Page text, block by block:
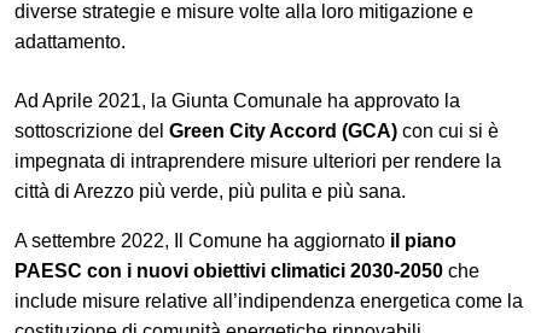
diverse strategie e misure volte alla loro mitigazione e
adattamento.
Ad Aprile 2021, la Giunta Comunale ha approvato la
sottoscrizione del Green City Accord (GCA) con cui si è
impegnata di intraprendere misure ulteriori per rendere la
città di Arezzo più verde, più pulita e più sana.
A settembre 2022, Il Comune ha aggiornato il piano
PAESC con i nuovi obiettivi climatici 2030-2050 che
include misure relative all’indipendenza energetica come la